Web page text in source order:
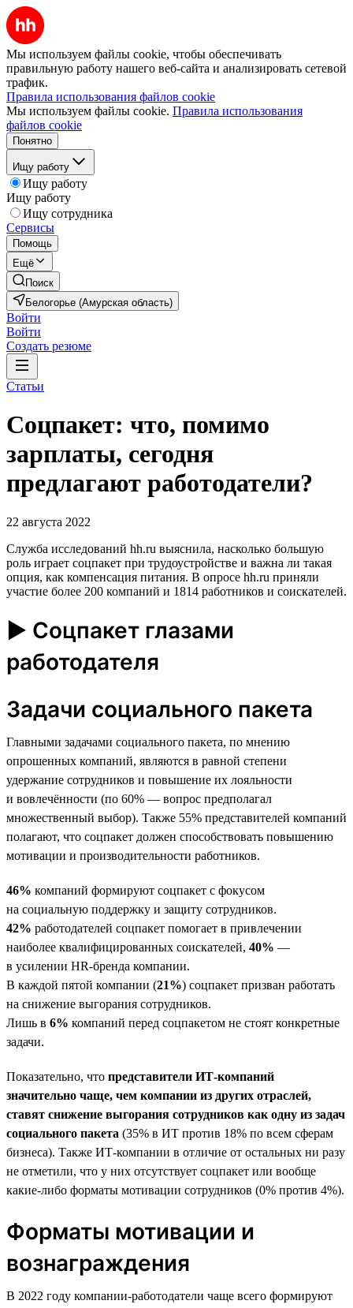
Мы используем файлы cookie, чтобы обеспечивать
правильную работу нашего веб-сайта и анализировать сетевой
трафик.
Правила использования файлов cookie
Мы используем файлы cookie. Правила использования
файлов cookie
Понятно
Ищу работу
Ищу работу
Ищу работу
Ищу сотрудника
Сервисы
Помощь
Ещё
Поиск
Белогорье (Амурская область)
Войти
Войти
Создать резюме
Статьи
Соцпакет: что, помимо
зарплаты, сегодня
предлагают работодатели?
22 августа 2022
Служба исследований hh.ru выяснила, насколько большую
роль играет соцпакет при трудоустройстве и важна ли такая
опция, как компенсация питания. В опросе hh.ru приняли
участие более 200 компаний и 1814 работников и соискателей.
► Соцпакет глазами
работодателя
Задачи социального пакета
Главными задачами социального пакета, по мнению
опрошенных компаний, являются в равной степени
удержание сотрудников и повышение их лояльности
и вовлечённости (по 60% — вопрос предполагал
множественный выбор). Также 55% представителей компаний
полагают, что соцпакет должен способствовать повышению
мотивации и производительности работников.
46% компаний формируют соцпакет с фокусом
на социальную поддержку и защиту сотрудников.
42% работодателей соцпакет помогает в привлечении
наиболее квалифицированных соискателей, 40% —
в усилении HR-бренда компании.
В каждой пятой компании (21%) соцпакет призван работать
на снижение выгорания сотрудников.
Лишь в 6% компаний перед соцпакетом не стоят конкретные
задачи.
Показательно, что представители ИТ-компаний
значительно чаще, чем компании из других отраслей,
ставят снижение выгорания сотрудников как одну из задач
социального пакета (35% в ИТ против 18% по всем сферам
бизнеса). Также ИТ-компании в отличие от остальных ни разу
не отметили, что у них отсутствует соцпакет или вообще
какие-либо форматы мотивации сотрудников (0% против 4%).
Форматы мотивации и
вознаграждения
В 2022 году компании-работодатели чаще всего формируют